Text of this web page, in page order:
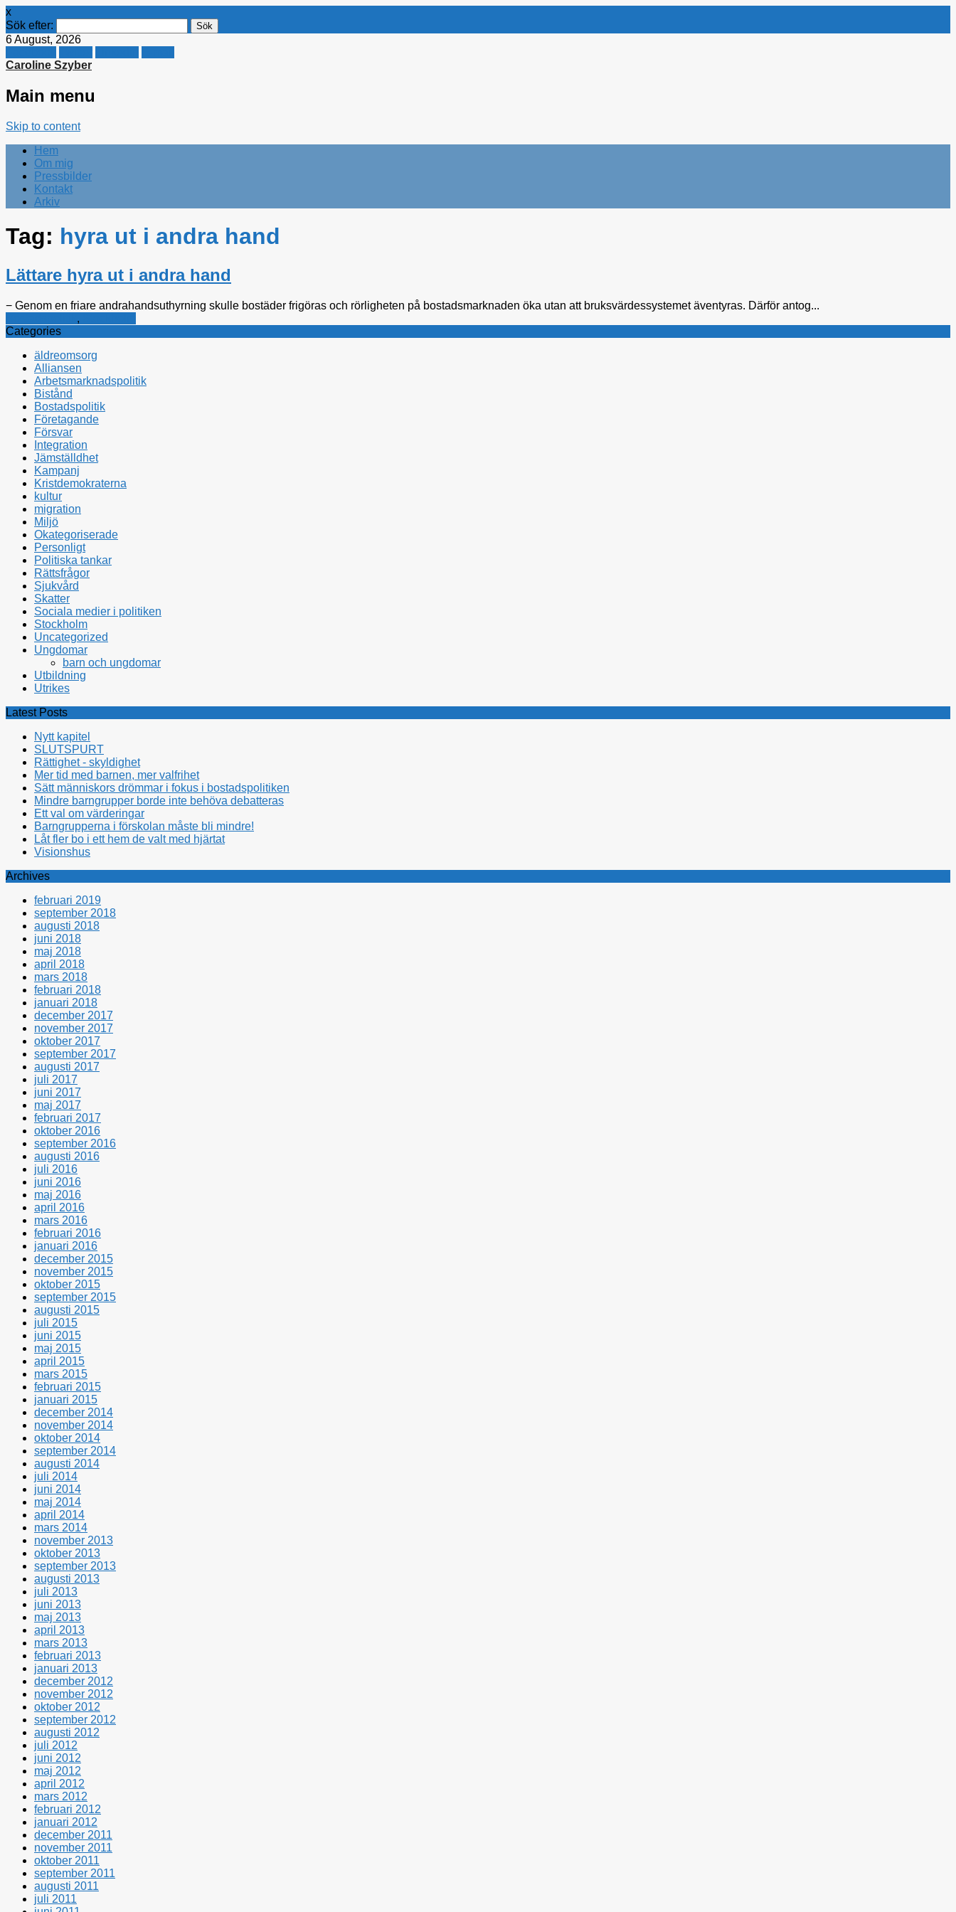
x
Sök efter:
6 August, 2026
Caroline Szyber
Main menu
Skip to content
Hem
Om mig
Pressbilder
Kontakt
Arkiv
Tag: hyra ut i andra hand
Lättare hyra ut i andra hand
− Genom en friare andrahandsuthyrning skulle bostäder frigöras och rörligheten på bostadsmarknaden öka utan att bruksvärdessystemet äventyras. Därför antog...
,
Categories
äldreomsorg
Alliansen
Arbetsmarknadspolitik
Bistånd
Bostadspolitik
Företagande
Försvar
Integration
Jämställdhet
Kampanj
Kristdemokraterna
kultur
migration
Miljö
Okategoriserade
Personligt
Politiska tankar
Rättsfrågor
Sjukvård
Skatter
Sociala medier i politiken
Stockholm
Uncategorized
Ungdomar
barn och ungdomar
Utbildning
Utrikes
Latest Posts
Nytt kapitel
SLUTSPURT
Rättighet - skyldighet
Mer tid med barnen, mer valfrihet
Sätt människors drömmar i fokus i bostadspolitiken
Mindre barngrupper borde inte behöva debatteras
Ett val om värderingar
Barngrupperna i förskolan måste bli mindre!
Låt fler bo i ett hem de valt med hjärtat
Visionshus
Archives
februari 2019
september 2018
augusti 2018
juni 2018
maj 2018
april 2018
mars 2018
februari 2018
januari 2018
december 2017
november 2017
oktober 2017
september 2017
augusti 2017
juli 2017
juni 2017
maj 2017
februari 2017
oktober 2016
september 2016
augusti 2016
juli 2016
juni 2016
maj 2016
april 2016
mars 2016
februari 2016
januari 2016
december 2015
november 2015
oktober 2015
september 2015
augusti 2015
juli 2015
juni 2015
maj 2015
april 2015
mars 2015
februari 2015
januari 2015
december 2014
november 2014
oktober 2014
september 2014
augusti 2014
juli 2014
juni 2014
maj 2014
april 2014
mars 2014
november 2013
oktober 2013
september 2013
augusti 2013
juli 2013
juni 2013
maj 2013
april 2013
mars 2013
februari 2013
januari 2013
december 2012
november 2012
oktober 2012
september 2012
augusti 2012
juli 2012
juni 2012
maj 2012
april 2012
mars 2012
februari 2012
januari 2012
december 2011
november 2011
oktober 2011
september 2011
augusti 2011
juli 2011